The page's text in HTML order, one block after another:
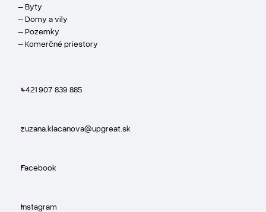
– Byty
– Domy a vily
– Pozemky
– Komerčné priestory
+421 907 839 885
zuzana.klacanova@upgreat.sk
Facebook
Instagram